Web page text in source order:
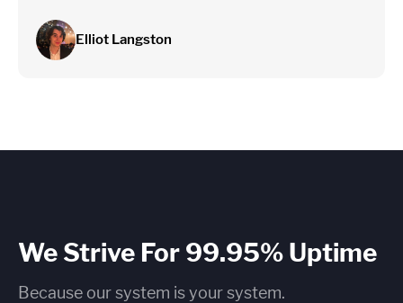
Elliot Langston
We Strive For 99.95% Uptime
Because our system is your system.